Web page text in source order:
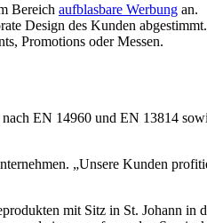
Bereich aufblasbare Werbung an.
Design des Kunden
Promotions oder Messen.
EN 14960 und EN 13814
„Unsere Kunden
mit Sitz in St. Johann